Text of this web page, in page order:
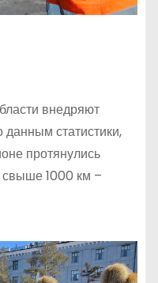
внедряют
статистики,
протянулись
свыше 1000 км –